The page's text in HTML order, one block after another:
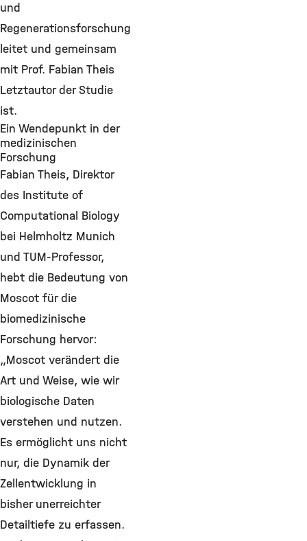
und
Regenerationsforschung
leitet und gemeinsam
mit Prof. Fabian Theis
Letztautor der Studie
ist.
Ein Wendepunkt in der
medizinischen
Forschung
Fabian Theis, Direktor
des Institute of
Computational Biology
bei Helmholtz Munich
und TUM-Professor,
hebt die Bedeutung von
Moscot für die
biomedizinische
Forschung hervor:
„Moscot verändert die
Art und Weise, wie wir
biologische Daten
verstehen und nutzen.
Es ermöglicht uns nicht
nur, die Dynamik der
Zellentwicklung in
bisher unerreichter
Detailtiefe zu erfassen.